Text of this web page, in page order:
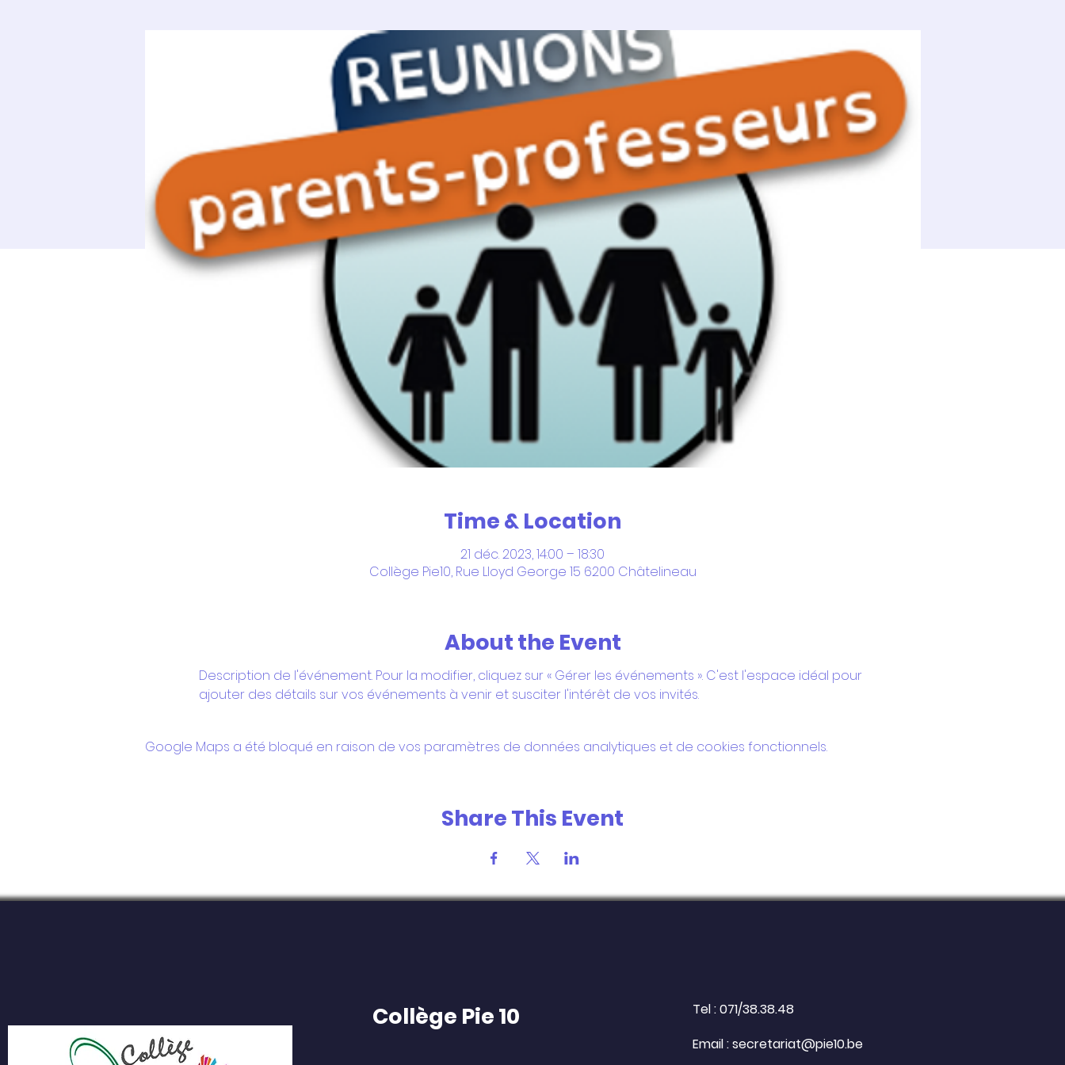
Time & Location
21 déc. 2023, 14:00 – 18:30
Collège Pie10, Rue Lloyd George 15 6200 Châtelineau
About the Event
Description de l'événement. Pour la modifier, cliquez sur « Gérer les événements ». C'est l'espace idéal pour
ajouter des détails sur vos événements à venir et susciter l'intérêt de vos invités.
Google Maps a été bloqué en raison de vos paramètres de données analytiques et de cookies fonctionnels.
Share This Event
Collège Pie 10
Tel : 071/38.38.48
Email :secretariat@pie10.be